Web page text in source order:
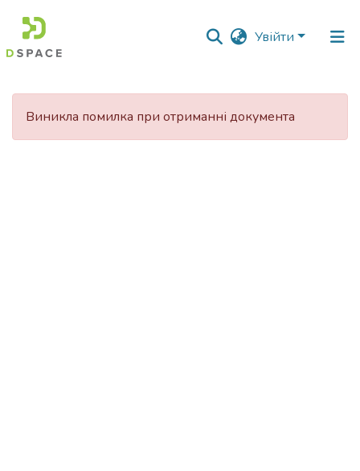
Увійти
Фонди
Виникла помилка при отриманні документа